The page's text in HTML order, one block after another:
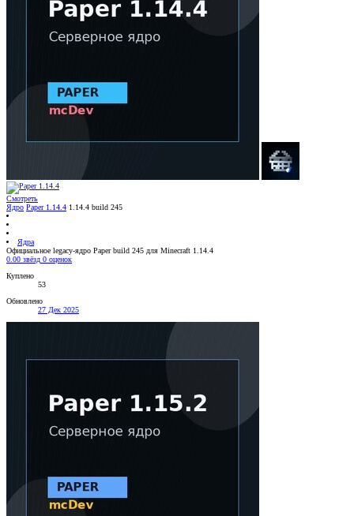
Смотреть
Ядро Paper 1.14.4 1.14.4 build 245
Ядра
Официальное legacy-ядро Paper build 245 для Minecraft 1.14.4
0.00 звёзд 0 оценок
Куплено
53
Обновлено
27 Дек 2025